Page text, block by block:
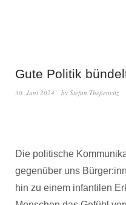
Gute Politik
30. Juni 2024 by Stefan Theßenvitz
Die politische
gegenüber uns
hin zu einem infantilen